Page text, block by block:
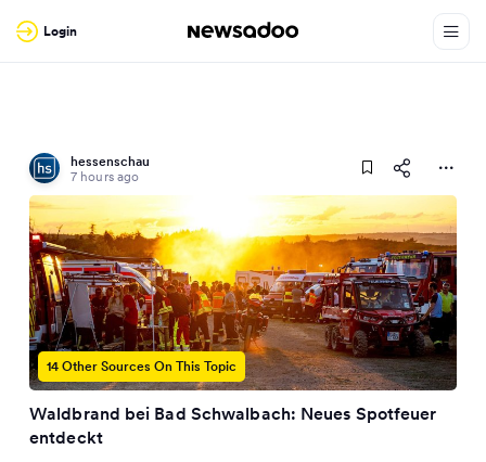
Login
hessenschau
7 hours ago
14 Other Sources On This Topic
Waldbrand bei Bad Schwalbach: Neues Spotfeuer
entdeckt